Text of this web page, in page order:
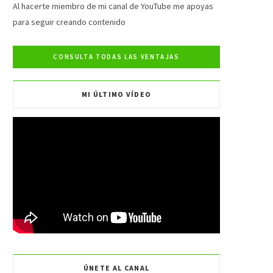
e
b
t
t
t
a
m
T
Al hacerte miembro de mi canal de YouTube me apoyas
para seguir creando contenido
MI ÚLTIMO VÍDEO
ÚNETE AL CANAL